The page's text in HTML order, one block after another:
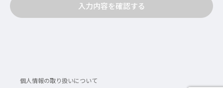
入力内容を確認する
個人情報の取り扱いについて